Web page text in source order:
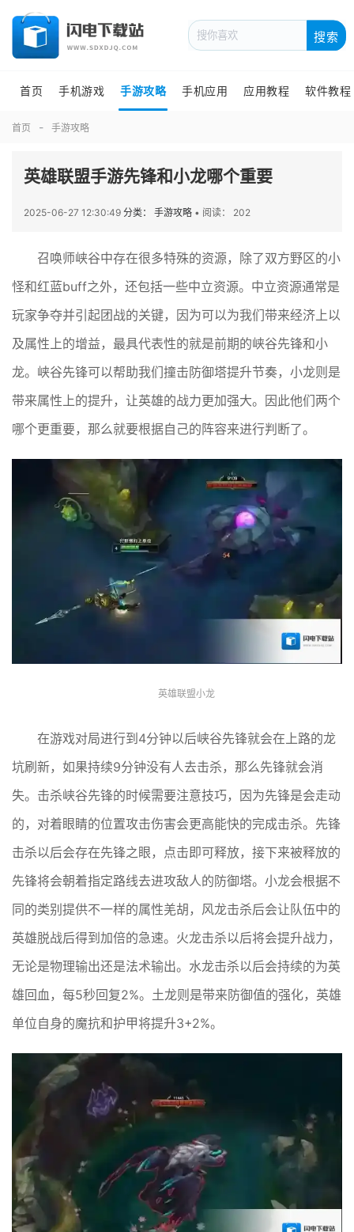
搜索
首页 手机游戏 手游攻略 手机应用 应用教程 软件教程
首页 手游攻略
英雄联盟手游先锋和小龙哪个重要
2025-06-27 12:30:49 分类： 手游攻略 • 阅读： 202
召唤师峡谷中存在很多特殊的资源，除了双方野区的小
怪和红蓝buff之外，还包括一些中立资源。中立资源通常是
玩家争夺并引起团战的关键，因为可以为我们带来经济上以
及属性上的增益，最具代表性的就是前期的峡谷先锋和小
龙。峡谷先锋可以帮助我们撞击防御塔提升节奏，小龙则是
带来属性上的提升，让英雄的战力更加强大。因此他们两个
哪个更重要，那么就要根据自己的阵容来进行判断了。
英雄联盟小龙
在游戏对局进行到4分钟以后峡谷先锋就会在上路的龙
坑刷新，如果持续9分钟没有人去击杀，那么先锋就会消
失。击杀峡谷先锋的时候需要注意技巧，因为先锋是会走动
的，对着眼睛的位置攻击伤害会更高能快的完成击杀。先锋
击杀以后会存在先锋之眼，点击即可释放，接下来被释放的
先锋将会朝着指定路线去进攻敌人的防御塔。小龙会根据不
同的类别提供不一样的属性羌胡，风龙击杀后会让队伍中的
英雄脱战后得到加倍的急速。火龙击杀以后将会提升战力，
无论是物理输出还是法术输出。水龙击杀以后会持续的为英
雄回血，每5秒回复2%。土龙则是带来防御值的强化，英雄
单位自身的魔抗和护甲将提升3+2%。